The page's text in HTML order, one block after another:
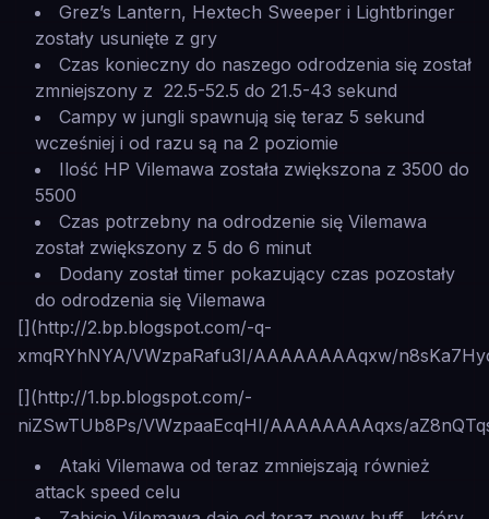
Grez’s Lantern, Hextech Sweeper i Lightbringer
zostały usunięte z gry
Czas konieczny do naszego odrodzenia się został
zmniejszony z 22.5-52.5 do 21.5-43 sekund
Campy w jungli spawnują się teraz 5 sekund
wcześniej i od razu są na 2 poziomie
Ilość HP Vilemawa została zwiększona z 3500 do
5500
Czas potrzebny na odrodzenie się Vilemawa
został zwiększony z 5 do 6 minut
Dodany został timer pokazujący czas pozostały
do odrodzenia się Vilemawa
[](http://2.bp.blogspot.com/-q-
xmqRYhNYA/VWzpaRafu3I/AAAAAAAAqxw/
[](http://1.bp.blogspot.com/-
niZSwTUb8Ps/VWzpaaEcqHI/AAAAAAAAqxs/
Ataki Vilemawa od teraz zmniejszają również
attack speed celu